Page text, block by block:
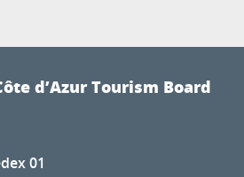
d’Azur Tourism Board
01